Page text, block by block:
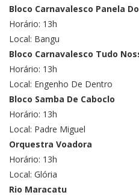
Bloco Carnavalesco Panela
Horário: 13h
Local: Bangu
Bloco Carnavalesco Tudo
Horário: 13h
Local: Engenho De Dentro
Bloco Samba De Caboclo
Horário: 13h
Local: Padre Miguel
Orquestra Voadora
Horário: 13h
Local: Glória
Rio Maracatu